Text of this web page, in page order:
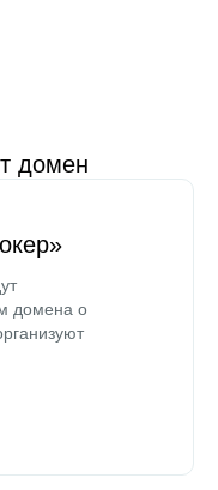
домен
домена о